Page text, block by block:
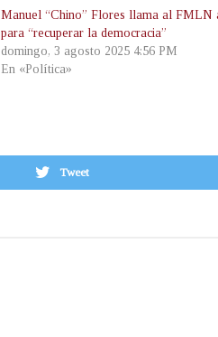
Manuel “Chino” Flores llama al FMLN
para “recuperar la democracia”
domingo, 3 agosto 2025 4:56 PM
En «Política»
Tweet